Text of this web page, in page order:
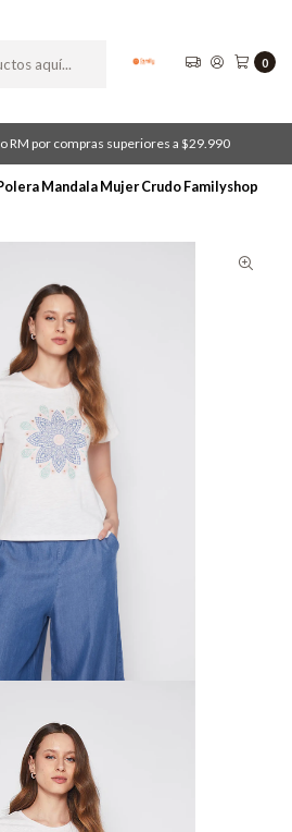
0
RM por compras superiores a $29.990
Mandala Mujer Crudo Familyshop